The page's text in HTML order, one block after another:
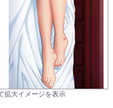
拡大イメージを表示